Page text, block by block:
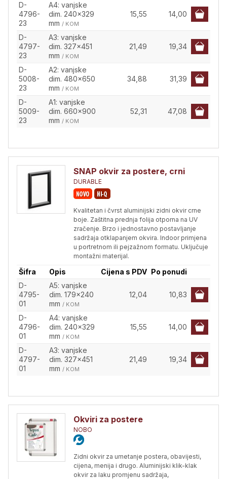
D-
4796-
23
A4: vanjske
dim. 240x329
mm / KOM
15,55 14,00
D-
4797-
23
A3: vanjske
dim. 327x451
mm / KOM
21,49 19,34
D-
5008-
23
A2: vanjske
dim. 480x650
mm / KOM
34,88 31,39
D-
5009-
23
A1: vanjske
dim. 660x900
mm / KOM
52,31 47,08
SNAP okvir za postere, crni
DURABLE
Kvalitetan i čvrst aluminijski zidni okvir crne
boje. Zaštitna prednja folija otporna na UV
zračenje. Brzo i jednostavno postavljanje
sadržaja otklapanjem okvira. Indoor primjena
u portretnom ili pejzažnom formatu. Uključuje
montažni materijal.
Šifra Opis Cijena s PDV Po ponudi
D-
4795-
01
A5: vanjske
dim. 179x240
mm / KOM
12,04 10,83
D-
4796-
01
A4: vanjske
dim. 240x329
mm / KOM
15,55 14,00
D-
4797-
01
A3: vanjske
dim. 327x451
mm / KOM
21,49 19,34
Okviri za postere
NOBO
Zidni okvir za umetanje postera, obavijesti,
cijena, menija i drugo. Aluminijski klik-klak
okvir za laku promjenu sadržaja,